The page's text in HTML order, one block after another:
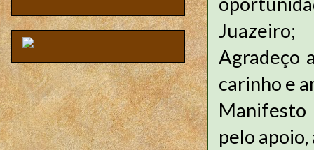
Juazeiro;
Agradeço
carinho e
Manifesto
pelo